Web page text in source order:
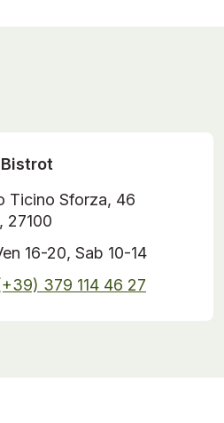
Ticino Sforza, 46
27100
16-20, Sab 10-14
379 114 46 27